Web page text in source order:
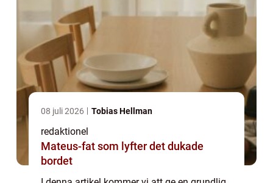
08 juli 2026 Tobias Hellman
redaktionel
Mateus-fat som lyfter det dukade
bordet